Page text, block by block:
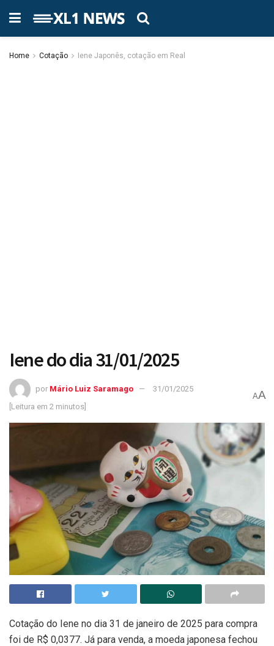
Home Cotação Iene Japonês, cotação em Real
Iene do dia 31/01/2025
por Mário Luiz Saramago
31/01/2025
[Leitura em 2 minutos]
AA
Cotação do Iene no dia 31 de janeiro de 2025 para compra
foi de R$ 0,0377. Já para venda, a moeda japonesa fechou